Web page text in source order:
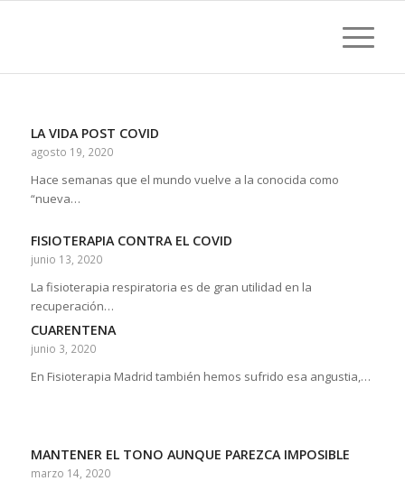
LA VIDA POST COVID
agosto 19, 2020
Hace semanas que el mundo vuelve a la conocida como
“nueva…
FISIOTERAPIA CONTRA EL COVID
junio 13, 2020
La fisioterapia respiratoria es de gran utilidad en la
recuperación…
CUARENTENA
junio 3, 2020
En Fisioterapia Madrid también hemos sufrido esa angustia,…
MANTENER EL TONO AUNQUE PAREZCA IMPOSIBLE
marzo 14, 2020